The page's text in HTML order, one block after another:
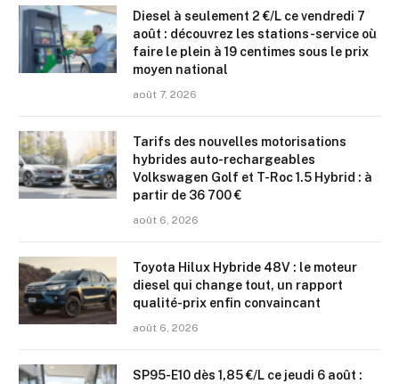
Diesel à seulement 2 €/L ce vendredi 7
août : découvrez les stations-service où
faire le plein à 19 centimes sous le prix
moyen national
août 7, 2026
Tarifs des nouvelles motorisations
hybrides auto-rechargeables
Volkswagen Golf et T-Roc 1.5 Hybrid : à
partir de 36 700 €
août 6, 2026
Toyota Hilux Hybride 48V : le moteur
diesel qui change tout, un rapport
qualité-prix enfin convaincant
août 6, 2026
SP95-E10 dès 1,85 €/L ce jeudi 6 août :